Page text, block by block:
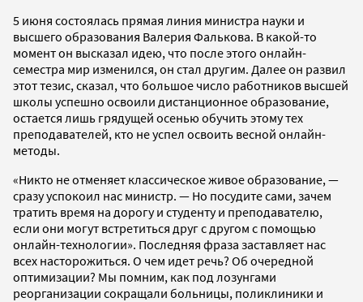
5 июня состоялась прямая линия министра науки и
высшего образования Валерия Фалькова. В какой-то
момент он высказал идею, что после этого онлайн-
семестра мир изменился, он стал другим. Далее он развил
этот тезис, сказал, что большое число работников высшей
школы успешно освоили дистанционное образование,
остается лишь грядущей осенью обучить этому тех
преподавателей, кто не успел освоить весной онлайн-
методы.
«Никто не отменяет классическое живое образование, —
сразу успокоил нас министр. — Но посудите сами, зачем
тратить время на дорогу и студенту и преподавателю,
если они могут встретиться друг с другом с помощью
онлайн-технологии». Последняя фраза заставляет нас
всех насторожиться. О чем идет речь? Об очередной
оптимизации? Мы помним, как под лозунгами
реорганизации сокращали больницы, поликлиники и